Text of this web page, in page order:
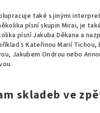
také s jinými
písní skupin Mirai, je
písní Jakuba Děkana a
s Kateřinou Marií Tichou,
Jakubem Ondrou nebo
skladeb ve